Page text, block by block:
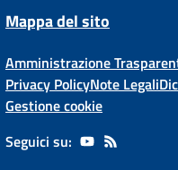
Mappa del sito
Amministrazione
Privacy PolicyNote Legali
Gestione cookie
Seguici su: